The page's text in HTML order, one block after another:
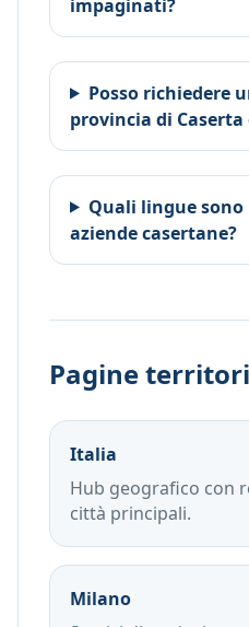
impaginati?
Posso richiedere
provincia di
Quali lingue
aziende casertane?
Pagine
Italia
Hub geografico con
città principali.
Milano